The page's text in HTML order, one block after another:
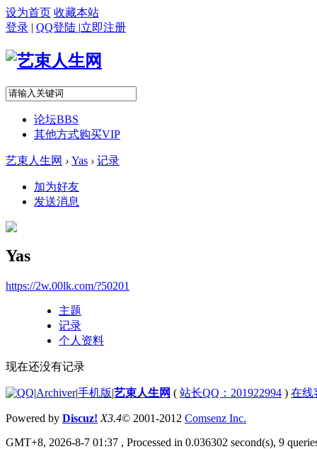
设为首页 收藏本站
登录 | QQ登陆 |立即注册
论坛BBS
其他方式购买VIP
艺束人生网 › Yas › 记录
加为好友
发送消息
Yas
https://2w.00lk.com/?50201
主题
记录
个人资料
现在还没有记录
|Archiver|手机版|艺束人生网 ( 站长QQ：201922994 ) 在线
Powered by Discuz! X3.4© 2001-2012 Comsenz Inc.
GMT+8, 2026-8-7 01:37 , Processed in 0.036302 second(s), 9